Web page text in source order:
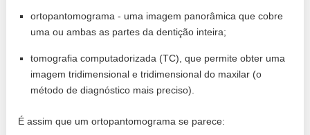
ortopantomograma - uma imagem panorâmica que cobre
uma ou ambas as partes da dentição inteira;
tomografia computadorizada (TC), que permite obter uma
imagem tridimensional e tridimensional do maxilar (o
método de diagnóstico mais preciso).
É assim que um ortopantomograma se parece: